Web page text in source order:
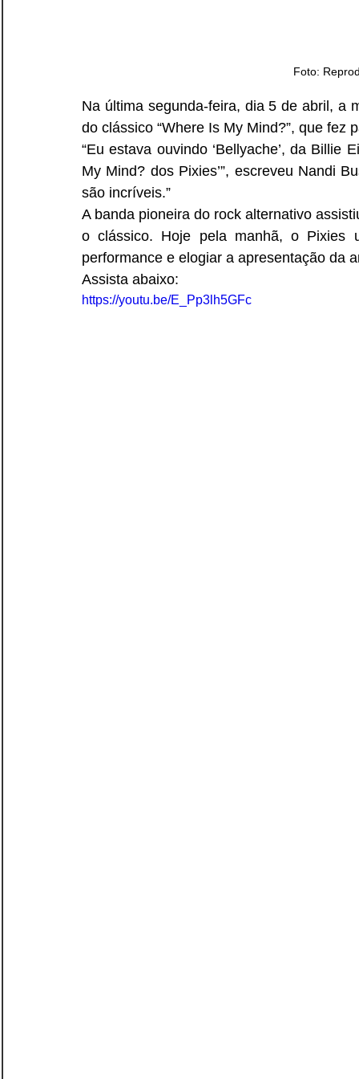
Foto:
Na última segunda-feira, dia 5 de abril, a
do clássico “Where Is My Mind?”, que fez
“Eu estava ouvindo ‘Bellyache’, da Billie
My Mind? dos Pixies’”, escreveu Nandi
são incríveis.”
A banda pioneira do rock alternativo
o clássico. Hoje pela manhã, o Pixies
performance e elogiar a apresentação da
Assista abaixo:
https://youtu.be/E_Pp3lh5GFc